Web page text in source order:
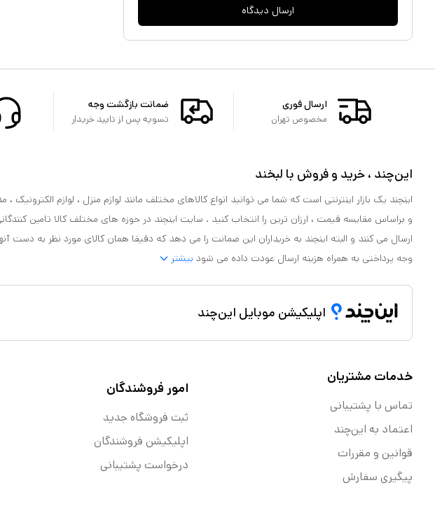
ارسال دیدگاه
ارسال فوری
مخصوص تهران
ضمانت بازگشت وجه
تسویه پس از تایید خریدار
این‌چند ، خرید و فروش با لبخند
اینچند یک بازار اینترنتی است که شما می توانید انواع کالاهای مختلف مانند لوازم منزل ، لوازم الکترونیک
و براساس مقایسه قیمت ، ارزان ترین را انتخاب کنید . سایت اینچند در حوزه های مختلف کالا تامین
ارسال می کنند و البته اینچند به خریداران این ضمانت را می دهد که دقیقا همان کالای مورد نظر به دست
وجه پرداختی به همراه هزینه ارسال عودت داده می شود بیشتر
اپلیکیشن موبایل این‌چند
خدمات مشتریان
تماس با پشتیبانی
اعتماد به این‌چند
قوانین و مقررات
پیگیری سفارش
امور فروشندگان
ثبت فروشگاه جدید
اپلیکیشن فروشندگان
درخواست پشتیبانی